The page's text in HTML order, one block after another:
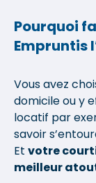
Pourquoi
Empruntis
Vous avez
domicile ou y
locatif par
savoir
Et votre
meilleur